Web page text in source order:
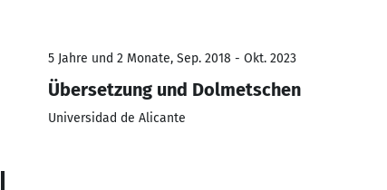
5 Jahre und 2 Monate, Sep. 2018 - Okt. 2023
Übersetzung und Dolmetschen
Universidad de Alicante